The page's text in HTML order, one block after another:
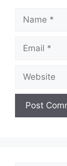
Name
Email
Website